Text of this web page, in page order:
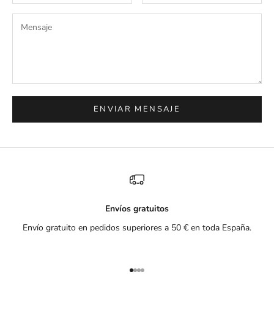
ENVIAR MENSAJE
Envíos gratuitos
Envío gratuito en pedidos superiores a 50 € en toda España.
Ir al artículo 1
Ir al artículo 2
Ir al artículo 3
Ir al artículo 4